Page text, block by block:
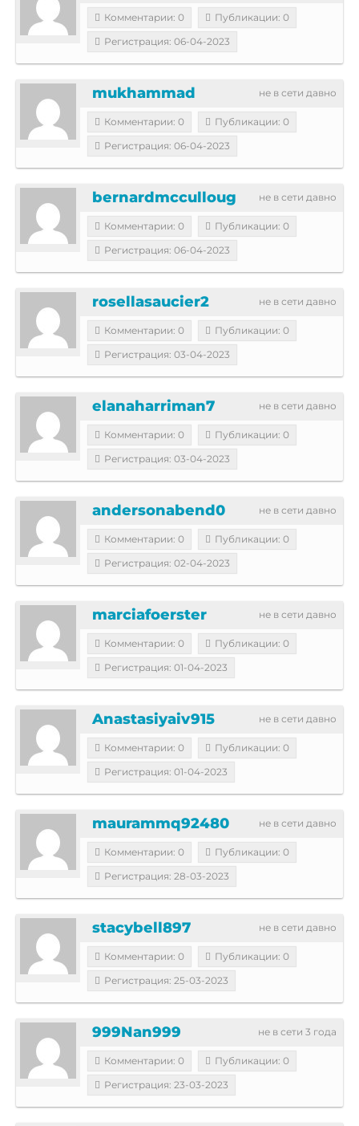
Комментарии: 0
Публикации: 0
Регистрация: 06-04-2023
не в сети давно
mukhammad
Комментарии: 0
Публикации: 0
Регистрация: 06-04-2023
не в сети давно
bernardmcculloug
Комментарии: 0
Публикации: 0
Регистрация: 06-04-2023
не в сети давно
rosellasaucier2
Комментарии: 0
Публикации: 0
Регистрация: 03-04-2023
не в сети давно
elanaharriman7
Комментарии: 0
Публикации: 0
Регистрация: 03-04-2023
не в сети давно
andersonabend0
Комментарии: 0
Публикации: 0
Регистрация: 02-04-2023
не в сети давно
marciafoerster
Комментарии: 0
Публикации: 0
Регистрация: 01-04-2023
не в сети давно
Anastasiyaiv915
Комментарии: 0
Публикации: 0
Регистрация: 01-04-2023
не в сети давно
maurammq92480
Комментарии: 0
Публикации: 0
Регистрация: 28-03-2023
не в сети давно
stacybell897
Комментарии: 0
Публикации: 0
Регистрация: 25-03-2023
не в сети 3 года
999Nan999
Комментарии: 0
Публикации: 0
Регистрация: 23-03-2023